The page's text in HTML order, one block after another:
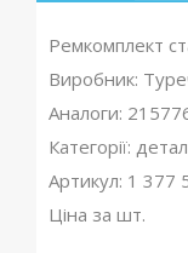
Ремкомплект
Виробник:
Аналоги:
Категорії:
Артикул: 1 377
Ціна за шт.